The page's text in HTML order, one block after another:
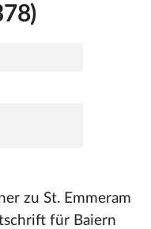
zu St. Emmeram
für Baiern